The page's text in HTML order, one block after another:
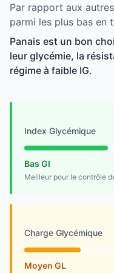
Par rapport aux
parmi les plus bas en
Panais est un bon
leur glycémie, la
régime à faible IG.
Index Glycémique
Bas GI
Meilleur pour le contrôle
Charge Glycémique
Moyen GL